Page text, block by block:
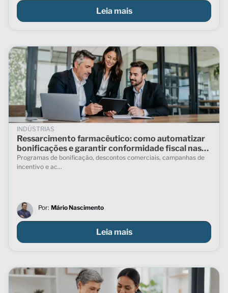
Leia mais
INDÚSTRIAS
Ressarcimento farmacêutico: como automatizar
bonificações e garantir conformidade fiscal nas
vendas indiretas
Programas de bonificação, descontos comerciais, campanhas de
incentivo e ac...
Por: Mário Nascimento
Leia mais